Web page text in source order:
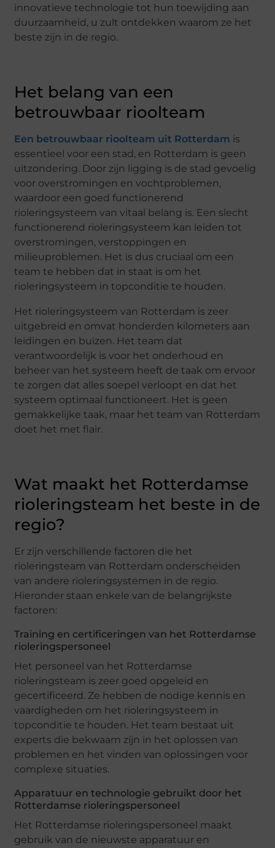
innovatieve technologie tot hun toewijding aan
duurzaamheid, u zult ontdekken waarom ze het
beste zijn in de regio.
Het belang van een
betrouwbaar rioolteam
Een betrouwbaar rioolteam uit Rotterdam is
essentieel voor een stad, en Rotterdam is geen
uitzondering. Door zijn ligging is de stad gevoelig
voor overstromingen en vochtproblemen,
waardoor een goed functionerend
rioleringsysteem van vitaal belang is. Een slecht
functionerend rioleringsysteem kan leiden tot
overstromingen, verstoppingen en
milieuproblemen. Het is dus cruciaal om een ​​
team te hebben dat in staat is om het
rioleringsysteem in topconditie te houden.
Het rioleringsysteem van Rotterdam is zeer
uitgebreid en omvat honderden kilometers aan
leidingen en buizen. Het team dat
verantwoordelijk is voor het onderhoud en
beheer van het systeem heeft de taak om ervoor
te zorgen dat alles soepel verloopt en dat het
systeem optimaal functioneert. Het is geen
gemakkelijke taak, maar het team van Rotterdam
doet het met flair.
Wat maakt het Rotterdamse
rioleringsteam het beste in de
regio?
Er zijn verschillende factoren die het
rioleringsteam van Rotterdam onderscheiden
van andere rioleringsystemen in de regio.
Hieronder staan ​​enkele van de belangrijkste
factoren:
Training en certificeringen van het Rotterdamse
rioleringspersoneel
Het personeel van het Rotterdamse
rioleringsteam is zeer goed opgeleid en
gecertificeerd. Ze hebben de nodige kennis en
vaardigheden om het rioleringsysteem in
topconditie te houden. Het team bestaat uit
experts die bekwaam zijn in het oplossen van
problemen en het vinden van oplossingen voor
complexe situaties.
Apparatuur en technologie gebruikt door het
Rotterdamse rioleringspersoneel
Het Rotterdamse rioleringspersoneel maakt
gebruik van de nieuwste apparatuur en